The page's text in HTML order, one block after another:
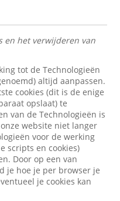
en het verwijderen van
tot de Technologieën
altijd aanpassen.
cookies (dit is de enige
opslaat) te
van de Technologieën is
website niet langer
voor de werking
scripts en cookies)
Door op een van
je hoe je per browser je
je cookies kan